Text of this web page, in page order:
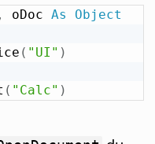
, oDoc As
Object
( "UI" )
( "Calc" )